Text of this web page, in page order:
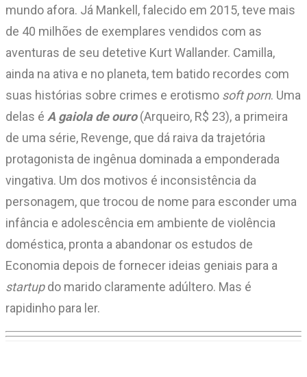
mundo afora. Já Mankell, falecido em 2015, teve mais
de 40 milhões de exemplares vendidos com as
aventuras de seu detetive Kurt Wallander. Camilla,
ainda na ativa e no planeta, tem batido recordes com
suas histórias sobre crimes e erotismo soft porn. Uma
delas é A gaiola de ouro(Arqueiro, R$ 23), a primeira
de uma série, Revenge, que dá raiva da trajetória
protagonista de ingênua dominada a emponderada
vingativa. Um dos motivos é inconsistência da
personagem, que trocou de nome para esconder uma
infância e adolescência em ambiente de violência
doméstica, pronta a abandonar os estudos de
Economia depois de fornecer ideias geniais para a
startupdo marido claramente adúltero. Mas é
rapidinho para ler.